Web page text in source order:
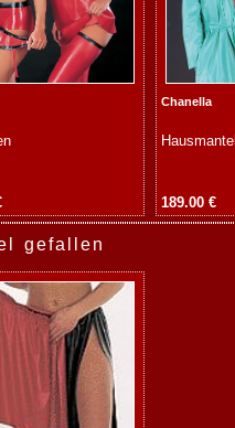
Chanella
Hausmantel
189.00 €
gefallen